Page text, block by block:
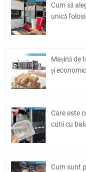
Cum să
unică
Mașină de
și
Care este
cutii cu
Cum sunt